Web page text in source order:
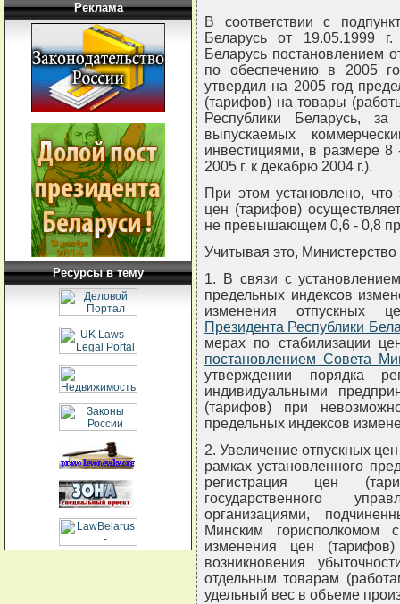
Реклама
Ресурсы в тему
В соответствии с
Беларусь от 19.05.1999
Беларусь постановлением
по обеспечению в 2005
утвердил на 2005 год
(тарифов) на товары
Республики Беларусь, за
выпускаемых
инвестициями, в размере 8
2005 г. к декабрю 2004 г.).
При этом установлено, что
цен (тарифов)
не превышающем 0,6 - 0,8
Учитывая это,
1. В связи с
предельных индексов
изменения отпускных
Президента Республики
мерах по стабилизации
постановлением Совета
утверждении порядка
индивидуальными
(тарифов) при
предельных индексов
2. Увеличение отпускных
рамках установленного
регистрация цен
государственного
организациями,
Минским горисполкомом
изменения цен
возникновения
отдельным товарам
удельный вес в объеме